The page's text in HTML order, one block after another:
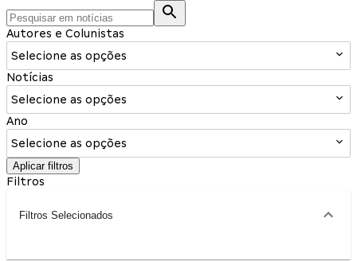
Autores e Colunistas
Selecione as opções
Notícias
Selecione as opções
Ano
Selecione as opções
Aplicar filtros
Filtros
Filtros Selecionados